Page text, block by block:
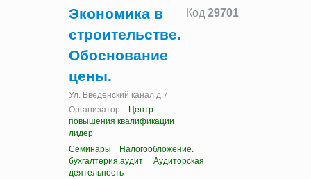
Код 29701
Экономика в
строительстве.
Обоснование
цены.
Ул. Введенский канал д.7
Организатор:
Центр
повышения квалификации
лидер
Семинары
Налогообложение.
бухгалтерия.аудит
Аудиторская
деятельность